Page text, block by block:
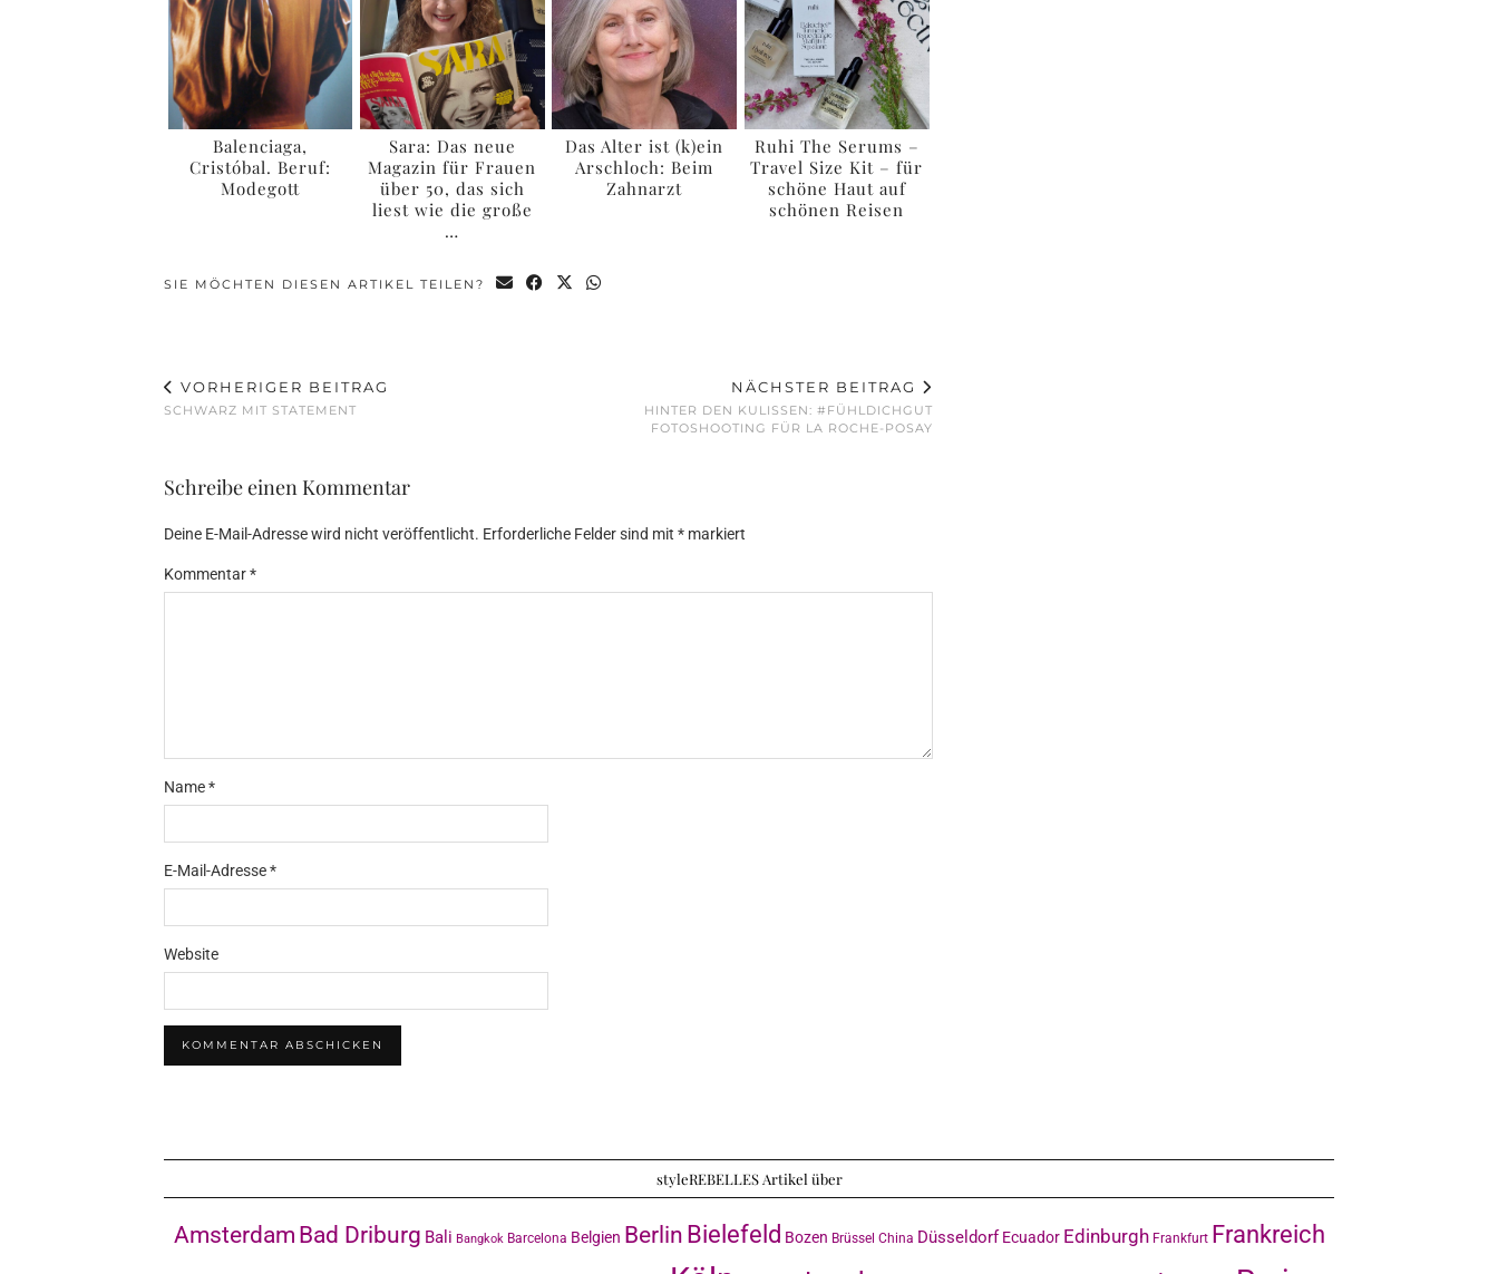
Balenciaga,
Cristóbal. Beruf:
Modegott
Sara: Das neue
Magazin für Frauen
über 50, das sich
liest wie die große
…
Das Alter ist (k)ein
Arschloch: Beim
Zahnarzt
Ruhi The Serums –
Travel Size Kit – für
schöne Haut auf
schönen Reisen
SIE MÖCHTEN DIESEN ARTIKEL TEILEN?
VORHERIGER BEITRAG
SCHWARZ MIT STATEMENT
NÄCHSTER BEITRAG
HINTER DEN KULISSEN: #FÜHLDICHGUT
FOTOSHOOTING FÜR LA ROCHE-POSAY
Schreibe einen Kommentar
Deine E-Mail-Adresse wird nicht veröffentlicht. Erforderliche Felder sind mit * markiert
Kommentar*
Name*
E-Mail-Adresse*
Website
styleREBELLES Artikel über
Amsterdam Bad Driburg Bali Bangkok Barcelona Belgien Berlin Bielefeld Bozen Brüssel China Düsseldorf Ecuador Edinburgh Frankfurt Frankreich